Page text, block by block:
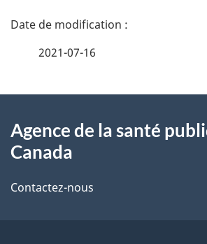
D
i
s
2021-07-16
propos
ce
Agence de la santé
Canada
Contactez-nous